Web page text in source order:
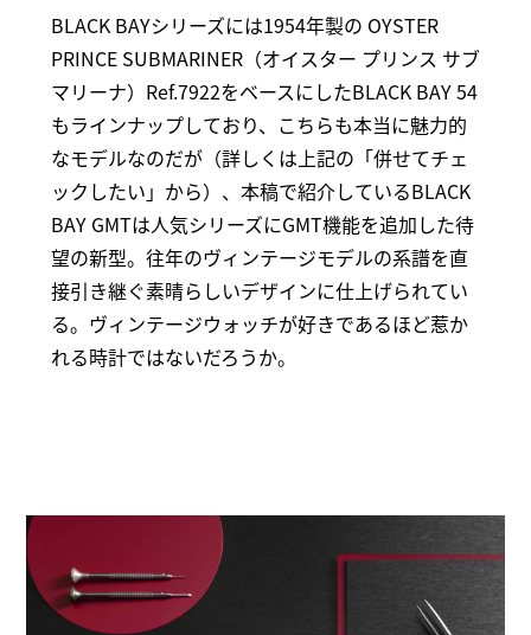
BLACK BAYシリーズには1954年製の OYSTER
PRINCE SUBMARINER（オイスター プリンス サブ
マリーナ）Ref.7922をベースにしたBLACK BAY 54
もラインナップしており、こちらも本当に魅力的
なモデルなのだが（詳しくは上記の「併せてチェ
ックしたい」から）、本稿で紹介しているBLACK
BAY GMTは人気シリーズにGMT機能を追加した待
望の新型。往年のヴィンテージモデルの系譜を直
接引き継ぐ素晴らしいデザインに仕上げられてい
る。ヴィンテージウォッチが好きであるほど惹か
れる時計ではないだろうか。